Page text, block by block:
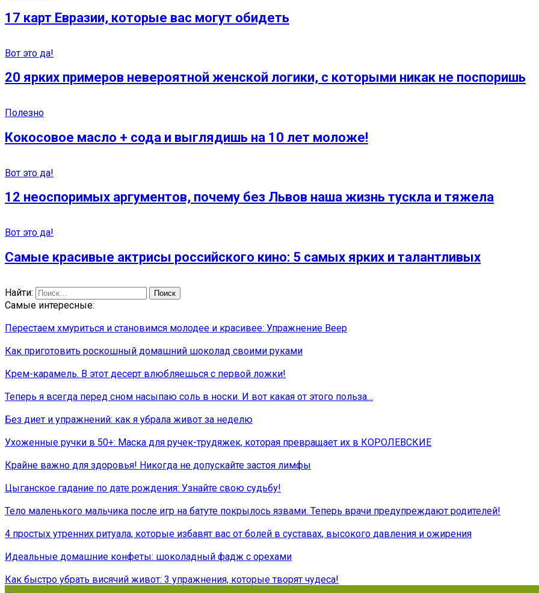
17 карт Евразии, которые вас могут обидеть
Вот это да!
20 ярких примеров невероятной женской логики, с которыми никак не поспоришь
Полезно
Кокосовое масло + сода и выглядишь на 10 лет моложе!
Вот это да!
12 неоспоримых аргументов, почему без Львов наша жизнь тускла и тяжела
Вот это да!
Самые красивые актрисы российского кино: 5 самых ярких и талантливых
Найти:
Самые интересные:
Перестаем хмуриться и становимся молодее и красивее: Упражнение Веер
Как приготовить роскошный домашний шоколад своими руками
Крем-карамель. В этот десерт влюбляешься с первой ложки!
Теперь я всегда перед сном насыпаю соль в носки. И вот какая от этого польза…
Без диет и упражнений: как я убрала живот за неделю
Ухоженные ручки в 50+: Маска для ручек-трудяжек, которая превращает их в КОРОЛЕВСКИЕ
Крайне важно для здоровья! Никогда не допускайте застоя лимфы
Цыганское гадание по дате рождения: Узнайте свою судьбу!
Тело маленького мальчика после игр на батуте покрылось язвами. Теперь врачи предупреждают родителей!
4 простых утренних ритуала, которые избавят вас от болей в суставах, высокого давления и ожирения
Идеальные домашние конфеты: шоколадный фадж с орехами
Как быстро убрать висячий живот: 3 упражнения, которые творят чудеса!